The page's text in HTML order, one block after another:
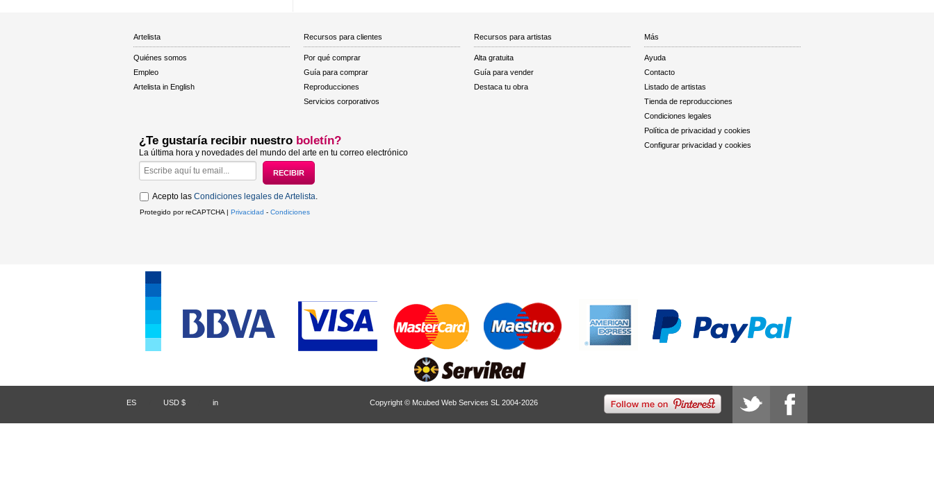
Artelista
Quiénes somos
Empleo
Artelista in English
Recursos para clientes
Por qué comprar
Guía para comprar
Reproducciones
Servicios corporativos
Recursos para artistas
Alta gratuita
Guía para vender
Destaca tu obra
Más
Ayuda
Contacto
Listado de artistas
Tienda de reproducciones
Condiciones legales
Política de privacidad y cookies
Configurar privacidad y cookies
¿Te gustaría recibir nuestro boletín?
La última hora y novedades del mundo del arte en tu correo electrónico
Acepto las Condiciones legales de Artelista.
Protegido por reCAPTCHA | Privacidad - Condiciones
ES USD $ in Copyright © Mcubed Web Services SL 2004-2026